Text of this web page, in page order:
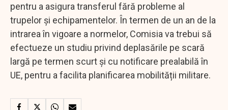
pentru a asigura transferul fără probleme al
trupelor și echipamentelor. În termen de un an de la
intrarea în vigoare a normelor, Comisia va trebui să
efectueze un studiu privind deplasările pe scară
largă pe termen scurt și cu notificare prealabilă în
UE, pentru a facilita planificarea mobilității militare.